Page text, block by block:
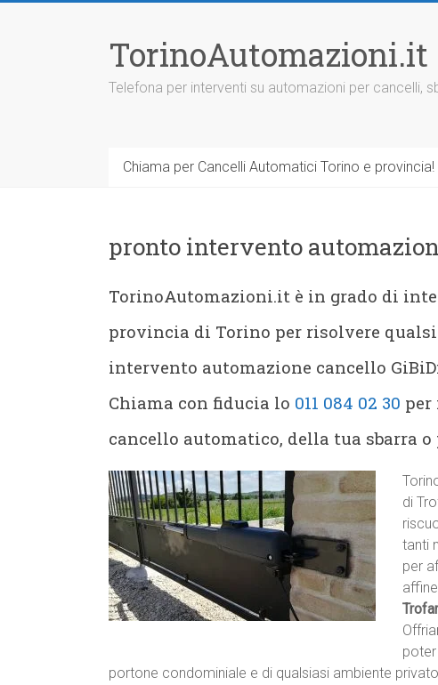
TorinoAutomazioni.it
Telefona per interventi su automazioni per cancelli,
Chiama per Cancelli Automatici Torino e provincia!
pronto intervento
TorinoAutomazioni.it è in grado di
provincia di Torino per risolvere
intervento automazione cancello
Chiama con fiducia lo 011 084 02 30 per
cancello automatico, della tua sbarra
di
tanti
per
portone condominiale e di qualsiasi ambiente